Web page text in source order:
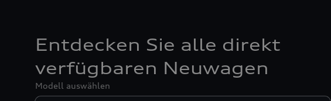
Entdecken Sie alle direkt
verfügbaren Neuwagen
Modell auswählen